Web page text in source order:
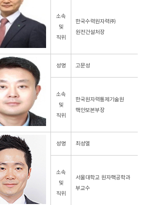
소속
및
직위
한국수력원자력㈜
원전건설처장
성명 고문성
소속
및
직위
한국원자력통제기술원
핵안보본부장
성명 최성열
소속
및
직위
서울대학교 원자핵공학과
부교수